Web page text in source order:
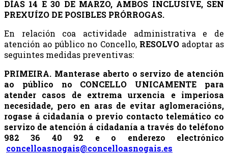
DÍAS 14 E 30 DE MARZO, AMBOS INCLUSIVE, SEN
PREXUÍZO DE POSIBLES PRÓRROGAS.
En relación coa actividade administrativa e de
atención ao público no Concello, RESOLVOadoptar as
seguintes medidas preventivas:
PRIMEIRA. Manterase aberto o servizo de atención
ao público no CONCELLO UNICAMENTE para
atender casos de extrema urxencia e imperiosa
necesidade, pero en aras de evitar aglomeracións,
rogase á cidadanía o previo contacto telemático co
servizo de atención á cidadanía a través do teléfono
982 36 40 92 e o enderezo electrónico
concelloasnogais@concelloasnogais.es